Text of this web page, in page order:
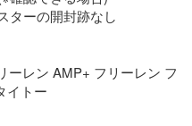
ターの開封跡なし
ーレン AMP+ フリーレン フ
イトー